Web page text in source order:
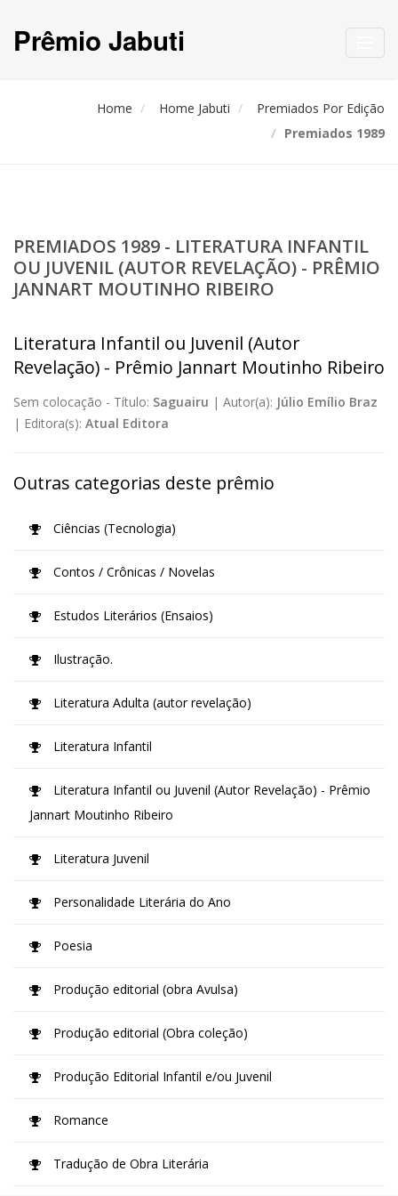
Prêmio Jabuti
Home Home Jabuti
Premiados Por Edição
Premiados 1989
PREMIADOS 1989 - LITERATURA INFANTIL
OU JUVENIL (AUTOR REVELAÇÃO) - PRÊMIO
JANNART MOUTINHO RIBEIRO
Literatura Infantil ou Juvenil (Autor
Revelação) - Prêmio Jannart Moutinho Ribeiro
Sem colocação - Título: Saguairu | Autor(a): Júlio Emílio Braz
| Editora(s): Atual Editora
Outras categorias deste prêmio
Ciências (Tecnologia)
Contos / Crônicas / Novelas
Estudos Literários (Ensaios)
Ilustração.
Literatura Adulta (autor revelação)
Literatura Infantil
Literatura Infantil ou Juvenil (Autor Revelação) - Prêmio
Jannart Moutinho Ribeiro
Literatura Juvenil
Personalidade Literária do Ano
Poesia
Produção editorial (obra Avulsa)
Produção editorial (Obra coleção)
Produção Editorial Infantil e/ou Juvenil
Romance
Tradução de Obra Literária